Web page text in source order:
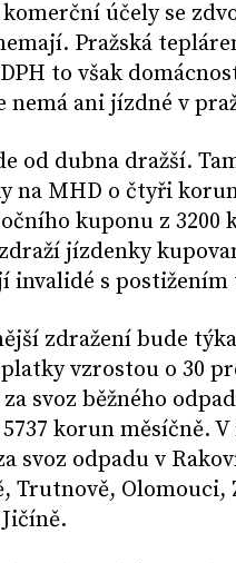
účely se
Pražská
to však
ani jízdné v
od dubna dražší.
na MHD o čtyři
kuponu z 3200
jízdenky
invalidé s
zdražení bude
vzrostou o 30
svoz běžného
korun měsíčně. V
svoz odpadu v
Trutnově, Olomouci,